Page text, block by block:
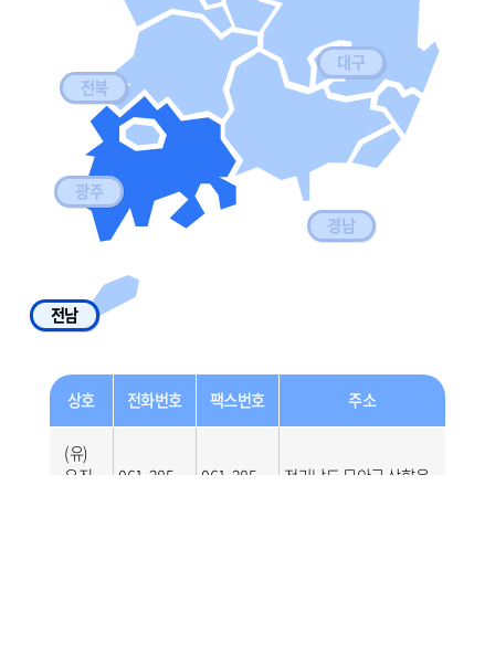
대구
전북
경남
광주
전남
상호 전화번호 팩스번호 주소
(유)
우진
061-285-
061-285-
전라남도 무안군 삼향읍